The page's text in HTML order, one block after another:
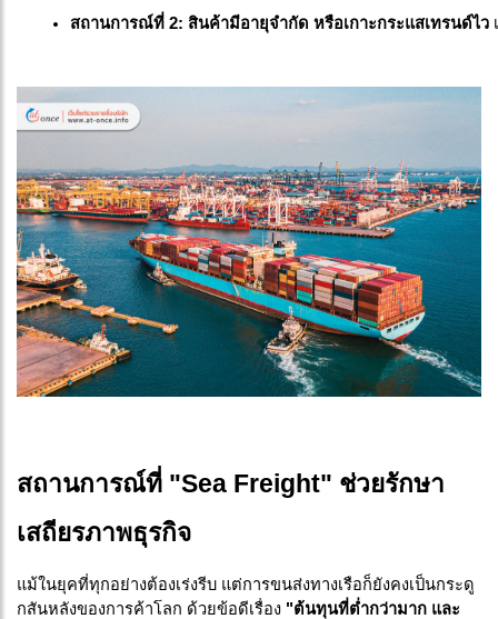
สถานการณ์ที่ 2: สินค้ามีอายุจำกัด หรือเกาะกระแสเทรนด์ไว
สถานการณ์ที่ "Sea Freight" ช่วยรักษา
เสถียรภาพธุรกิจ
แม้ในยุคที่ทุกอย่างต้องเร่งรีบ แต่การขนส่งทางเรือก็ยังคงเป็นกระดู
กสันหลังของการค้าโลก ด้วยข้อดีเรื่อง "ต้นทุนที่ต่ำกว่ามาก และ